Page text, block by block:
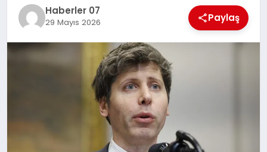
MAGAZIN
Haberler 07
29 Mayıs 2026 Paylaş